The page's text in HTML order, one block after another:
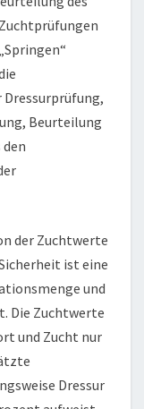
Dressurprüfung,
Beurteilung
der Zuchtwerte
ist eine
und
Die Zuchtwerte
und Zucht nur
Dressur